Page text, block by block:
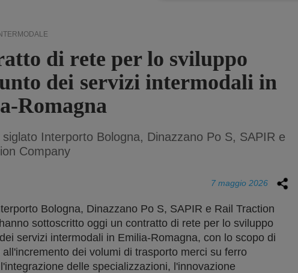
di rete per lo sviluppo
dei servizi intermodali in
Romagna
Interporto Bologna, Dinazzano Po S, SAPIR e
Company
7 maggio 2026
Bologna, Dinazzano Po S, SAPIR e Rail Traction
sottoscritto oggi un contratto di rete per lo sviluppo
servizi intermodali in Emilia-Romagna, con lo scopo di
all'incremento dei volumi di trasporto merci su ferro
delle specializzazioni, l'innovazione